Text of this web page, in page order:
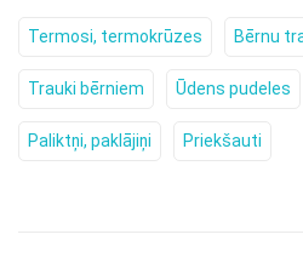
Termosi, termokrūzes Bērnu
Trauki bērniem Ūdens pudeles
Paliktņi, paklājiņi Priekšauti